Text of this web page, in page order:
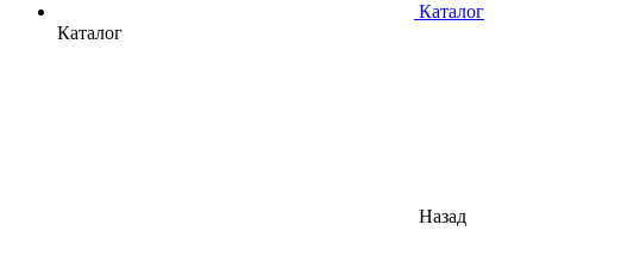
Каталог
Каталог
Назад